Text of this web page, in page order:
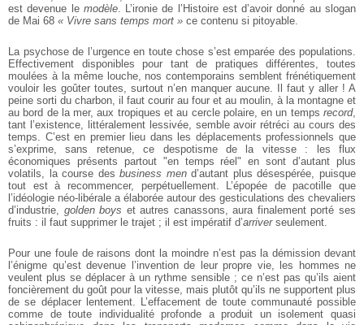
est devenue le modèle. L’ironie de l’Histoire est d’avoir donné au slogan
de Mai 68 « Vivre sans temps mort » ce contenu si pitoyable.
La psychose de l’urgence en toute chose s’est emparée des populations.
Effectivement disponibles pour tant de pratiques différentes, toutes
moulées à la même louche, nos contemporains semblent frénétiquement
vouloir les goûter toutes, surtout n’en manquer aucune. Il faut y aller ! A
peine sorti du charbon, il faut courir au four et au moulin, à la montagne et
au bord de la mer, aux tropiques et au cercle polaire, en un temps record,
tant l’existence, littéralement lessivée, semble avoir rétréci au cours des
temps. C’est en premier lieu dans les déplacements professionnels que
s’exprime, sans retenue, ce despotisme de la vitesse : les flux
économiques présents partout "en temps réel" en sont d’autant plus
volatils, la course desbusiness mend’autant plus désespérée, puisque
tout est à recommencer, perpétuellement. L’épopée de pacotille que
l’idéologie néo-libérale a élaborée autour des gesticulations des chevaliers
d’industrie, golden boys et autres canassons, aura finalement porté ses
fruits : il faut supprimer le trajet ; il est impératif d’arriverseulement.
Pour une foule de raisons dont la moindre n’est pas la démission devant
l’énigme qu’est devenue l’invention de leur propre vie, les hommes ne
veulent plus se déplacer à un rythme sensible ; ce n’est pas qu’ils aient
foncièrement du goût pour la vitesse, mais plutôt qu’ils ne supportent plus
de se déplacer lentement. L’effacement de toute communauté possible
comme de toute individualité profonde a produit un isolement quasi